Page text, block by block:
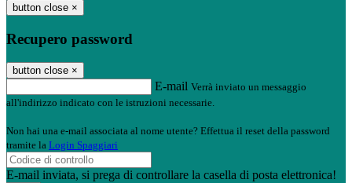
button close ×
Recupero password
button close ×
E-mail Verrà inviato un messaggio
all'indirizzo indicato con le istruzioni necessarie.
Non hai una e-mail associata al nome utente? Effettua il reset della password
tramite la Login Spaggiari
E-mail inviata, si prega di controllare la casella di posta elettronica!